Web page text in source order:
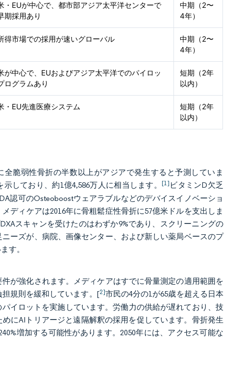
・EUが中心で、都市部アジア太平洋センターで
期採用あり
中期（2〜
4年）
得市場での採用が速いグローバル
中期（2〜
4年）
が中心で、EUおよびアジア太平洋でのパイロッ
ログラムあり
短期（2年
以内）
・EU先進医療システム
短期（2年
以内）
脆弱性骨折の半数以上がアジアで発生すると予測していま
しており、約1億4,586万人に相当します。 [1] ビタミンD欠乏
認可のOsteoboostウェアラブルなどのデバイスイノベーショ
ディケアは2016年に骨粗鬆症性骨折に57億米ドルを支出しま
スキャンを受けたのはわずか9%であり、スクリーニングの
ーズが、病院、画像センター、および新しい薬局ベースのプ
す。
が強化されます。メディケアはすでに骨量測定の適用範囲を
規則を緩和しています。[2]市民の4分の1が65歳を超える日本
イロットを実施しています。労働力の供給が遅れており、技
にAIトリアージと遠隔解釈の採用を促しています。骨折発生
増加する可能性があります。2050年には、アクセス可能な